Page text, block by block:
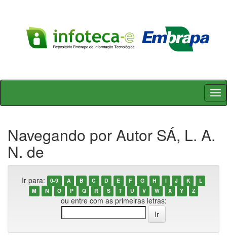
Skip
Navegando por Autor SÁ, L. A.
N. de
Ir para: 0-9 A B C D E F G H I J K
L
M
N O P Q R S T U V W X Y Z
ou entre com as primeiras letras: